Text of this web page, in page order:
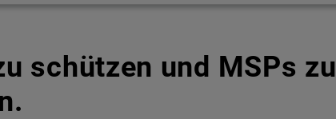
schützen und MSPs zu